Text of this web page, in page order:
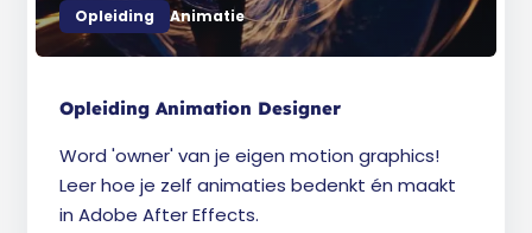
Opleiding Animatie
Opleiding Animation Designer
Word 'owner' van je eigen motion graphics!
Leer hoe je zelf animaties bedenkt én maakt
in Adobe After Effects.